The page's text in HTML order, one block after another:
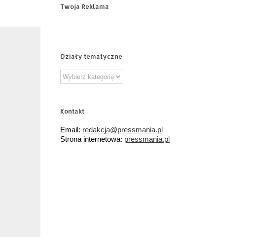
Twoja Reklama
Działy tematyczne
Działy
tematyczne
Kontakt
Email: redakcja@pressmania.pl
Strona internetowa: pressmania.pl